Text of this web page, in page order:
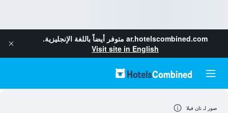
ar.hotelscombined.com متوفر أيضاً باللغة الإنجليزية.
Visit site in English
صور لـ تان فيلا